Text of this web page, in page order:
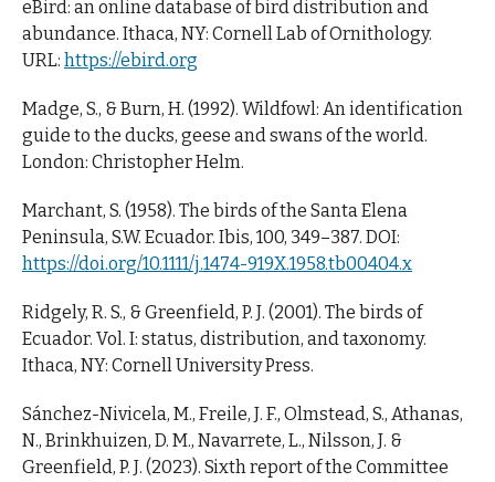
eBird: an online database of bird distribution and
abundance. Ithaca, NY: Cornell Lab of Ornithology.
URL: https://ebird.org
Madge, S., & Burn, H. (1992). Wildfowl: An identification
guide to the ducks, geese and swans of the world.
London: Christopher Helm.
Marchant, S. (1958). The birds of the Santa Elena
Peninsula, S.W. Ecuador. Ibis, 100, 349–387. DOI:
https://doi.org/10.1111/j.1474-919X.1958.tb00404.x
Ridgely, R. S., & Greenfield, P. J. (2001). The birds of
Ecuador. Vol. I: status, distribution, and taxonomy.
Ithaca, NY: Cornell University Press.
Sánchez-Nivicela, M., Freile, J. F., Olmstead, S., Athanas,
N., Brinkhuizen, D. M., Navarrete, L., Nilsson, J. &
Greenfield, P. J. (2023). Sixth report of the Committee